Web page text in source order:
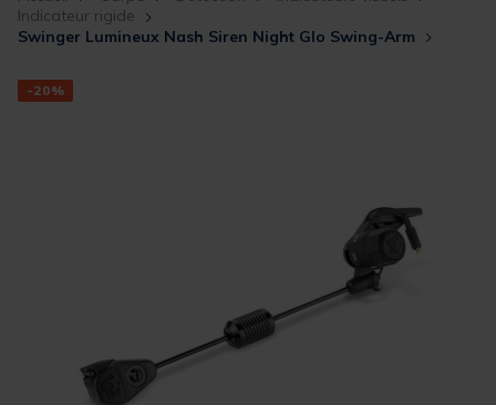
Indicateur rigide
Swinger Lumineux Nash Siren Night Glo Swing-Arm
-20%